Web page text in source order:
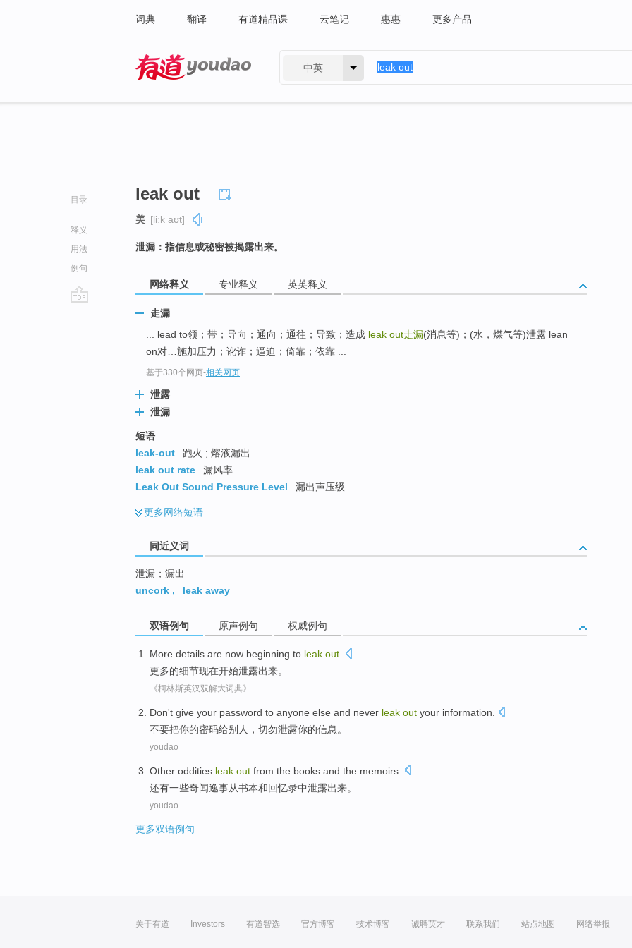
词典 翻译 有道精品课 云笔记 惠惠 更多产品
中英
目录
释义
用法
例句
leak out
美 [liːk aʊt]
泄漏：指信息或秘密被揭露出来。
网络释义 专业释义 英英释义
走漏
... lead to领；带；导向；通向；通往；导致；造成 leak out走漏(消息等)；(水，煤气等)泄露 lean
on对…施加压力；讹诈；逼迫；倚靠；依靠 ...
基于330个网页-相关网页
泄露
泄漏
短语
leak-out
跑火 ; 熔液漏出
leak out rate
漏风率
Leak Out Sound Pressure Level
漏出声压级
更多网络短语
同近义词
泄漏；漏出
uncork , leak away
双语例句 原声例句 权威例句
More details are now beginning to leak out
更多的细节现在开始泄露出来。
《柯林斯英汉双解大词典》
Don't give your password to anyone else and never leak out your information
不要把你的密码给别人 ， 切勿泄露你的信息 。
youdao
Other oddities leak out from the books and the memoirs
还有一些奇闻逸事从书本和回忆录中泄露出来。
youdao
更多双语例句
关于有道 Investors 有道智选 官方博客 技术博客 诚聘英才 联系我们 站点地图 网络举报